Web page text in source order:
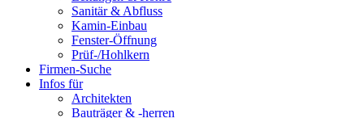
Sanitär & Abfluss
Kamin-Einbau
Fenster-Öffnung
Prüf-/Hohlkern
Firmen-Suche
Infos für
Architekten
Bauträger & -herren